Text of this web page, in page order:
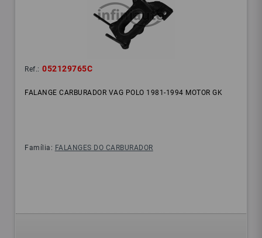
Ref.: 052129765C
FALANGE CARBURADOR VAG POLO 1981-1994 MOTOR GK
Família: FALANGES DO CARBURADOR